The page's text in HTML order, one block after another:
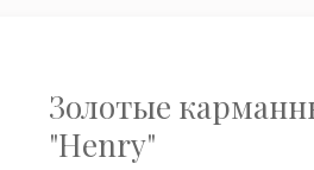
Золотые
"Henry"